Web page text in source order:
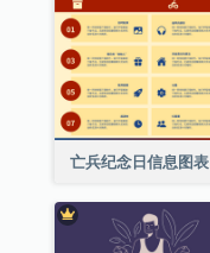
亡兵纪念日信息图表